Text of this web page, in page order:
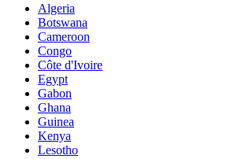
Algeria
Botswana
Cameroon
Congo
Côte d'Ivoire
Egypt
Gabon
Ghana
Guinea
Kenya
Lesotho